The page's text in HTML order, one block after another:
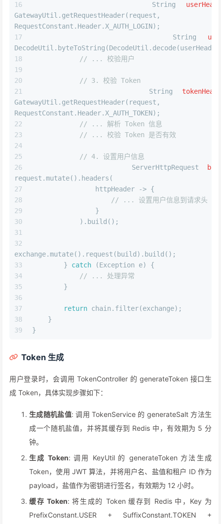
String
GatewayUtil.getRequestHeader(request,
RequestConstant.Header.X_AUTH_LOGIN);
String
// ... 校验用户
// 3. 校验 Token
String
GatewayUtil.getRequestHeader(request,
RequestConstant.Header.X_AUTH_TOKEN);
// ... 解析 Token 信息
// ... 校验 Token 是否有效
// 4. 设置用户信息
ServerHttpRequest
request.mutate().headers(
                httpHeader -> {
// ... 设置用户信息到请求头
                }
            ).build();
exchange.mutate().request(build).build();
        }
catch (Exception e) {
// ... 处理异常
        }
return chain.filter(exchange);
    }
}
Token 生成
用户登录时，会调用 TokenController 的 generateToken 接口生
成 Token，具体实现步骤如下：
生成随机盐值: 调用 TokenService 的 generateSalt 方法生
成一个随机盐值，并将其缓存到 Redis 中，有效期为 5 分
钟。
生成 Token: 调用 KeyUtil 的 generateToken 方法生成
Token，使用 JWT 算法，并将用户名、盐值和租户 ID 作为
payload，盐值作为密钥进行签名，有效期为 12 小时。
缓存 Token: 将生成的 Token 缓存到 Redis 中，Key 为
PrefixConstant.USER + SuffixConstant.TOKEN +